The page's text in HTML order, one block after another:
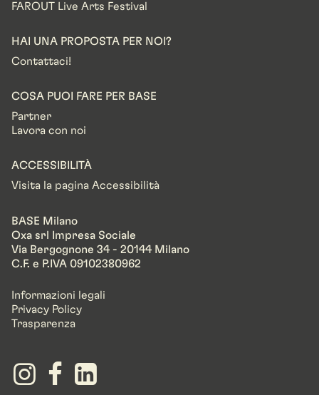
FAROUT Live Arts Festival
HAI UNA PROPOSTA PER NOI?
Contattaci!
COSA PUOI FARE PER BASE
Partner
Lavora con noi
ACCESSIBILITÀ
Visita la pagina Accessibilità
BASE Milano
Oxa srl Impresa Sociale
Via Bergognone 34 - 20144 Milano
C.F. e P.IVA 09102380962
Informazioni legali
Privacy Policy
Trasparenza